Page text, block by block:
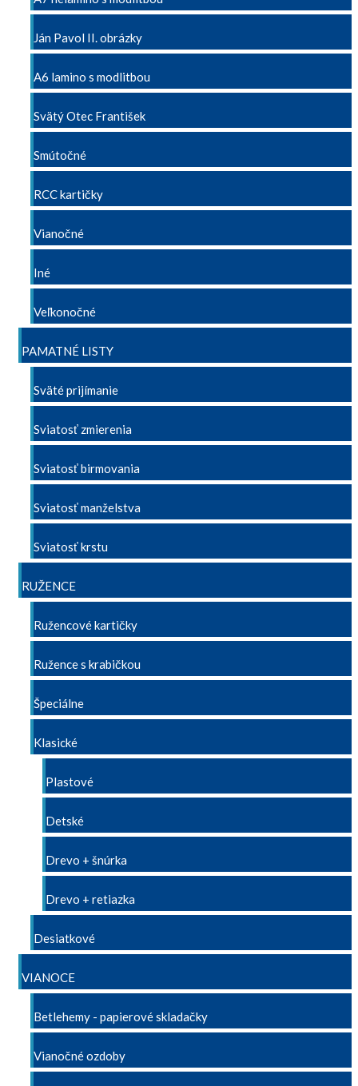
Ján Pavol II. obrázky
A6 lamino s modlitbou
Svätý Otec František
Smútočné
RCC kartičky
Vianočné
Iné
Veľkonočné
PAMATNÉ LISTY
Sväté prijímanie
Sviatosť zmierenia
Sviatosť birmovania
Sviatosť manželstva
Sviatosť krstu
RUŽENCE
Ružencové kartičky
Ružence s krabičkou
Špeciálne
Klasické
Plastové
Detské
Drevo + šnúrka
Drevo + retiazka
Desiatkové
VIANOCE
Betlehemy - papierové skladačky
Vianočné ozdoby